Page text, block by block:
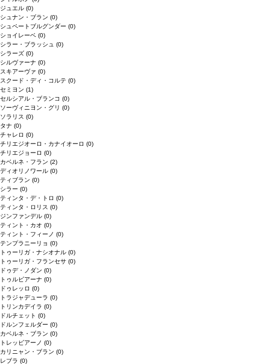
ジュエル (0)
シュナン・ブラン (0)
シュペートブルグンダー (0)
ショイレーベ (0)
シラー・ブラッシュ (0)
シラーズ (0)
シルヴァーナ (0)
スキアーヴァ (0)
スクード・ディ・コルテ (0)
セミヨン (1)
セルシアル・ブランコ (0)
ソーヴィニヨン・グリ (0)
ソラリス (0)
タナ (0)
チャレロ (0)
チリエジオーロ・カナイオーロ (0)
チリエジョーロ (0)
カベルネ・フラン (2)
ディオリノワール (0)
ティブラン (0)
シラー (0)
ティンタ・デ・トロ (0)
ティンタ・ロリス (0)
ジンファンデル (0)
ティント・カオ (0)
ティント・フィーノ (0)
テンプラニーリョ (0)
トゥーリガ・ナシオナル (0)
トゥーリガ・フランセサ (0)
ドゥデ・ノダン (0)
トゥルビアーナ (0)
ドゥレッロ (0)
トラジャデューラ (0)
トリンカデイラ (0)
ドルチェット (0)
ドルンフェルダー (0)
カベルネ・ブラン (0)
トレッビアーノ (0)
カリニャン・ブラン (0)
レブラ (0)